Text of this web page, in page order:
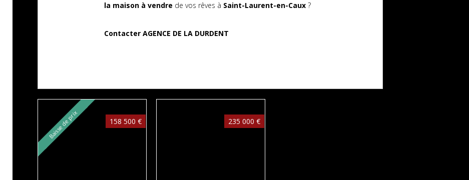
la maison à vendre de vos rêves à Saint-Laurent-en-Caux ?
Contacter AGENCE DE LA DURDENT
Baisse de prix 158 500 € 235 000 €